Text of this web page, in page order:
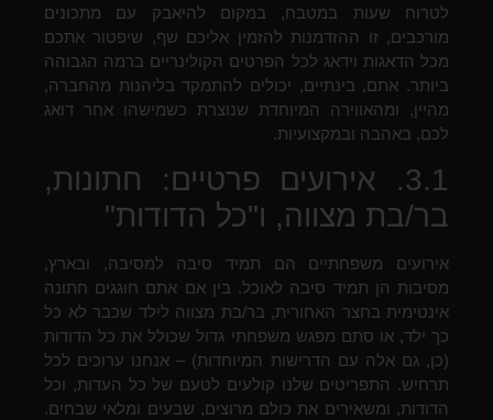
לטרוח שעות במטבח, במקום להיאבק עם מתכונים
מורכבים, זו ההזדמנות להזמין אליכם שף, שיפטור אתכם
מכל הדאגות וידאג לכל הפרטים הקולינריים ברמה הגבוהה
ביותר. אתם, בינתיים, יכולים להתמקד בליהנות מהחברה,
מהיין, ומהאווירה המיוחדת שנוצרת כשמישהו אחר דואג
לכם, באהבה ובמקצועיות.
3.1. אירועים פרטיים: חתונות,
בר/בת מצווה, ו"כל הדודות"
אירועים משפחתיים הם תמיד סיבה למסיבה, ובארץ,
מסיבות הן תמיד סיבה לאוכל. בין אם אתם חוגגים חתונה
אינטימית בחצר האחורית, בר/בת מצווה לילד שכבר לא כל
כך ילד, או סתם מפגש משפחתי גדול שכולל את כל הדודות
(כן, גם אלה עם הדרישות המיוחדות) – אנחנו ערוכים לכל
תרחיש. התפריטים שלנו קולעים לטעם של כל העדות, וכל
הדודות, ומשאירים את כולם מרוצים, שבעים ומלאי שבחים.